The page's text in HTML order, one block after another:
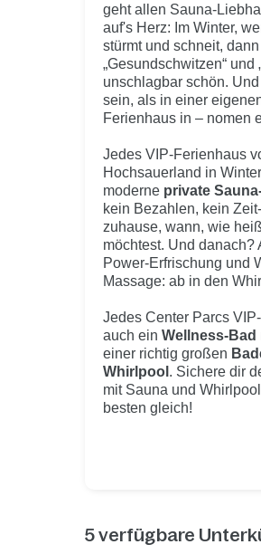
geht allen Sauna-
auf's Herz: Im Winter,
stürmt und schneit,
„Gesundschwitzen“ und
unschlagbar schön.
sein, als in einer
Ferienhaus in – nomen
Jedes VIP-Ferienhaus
Hochsauerland in
moderne private
kein Bezahlen, kein
zuhause, wann, wie
möchtest. Und danach?
Power-Erfrischung und
Massage: ab in den
Jedes Center Parcs
auch einWellness-Bad
einer richtig großen
Whirlpool . Sichere dir
mit Sauna und
besten gleich!
5verfügbare